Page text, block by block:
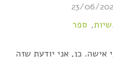
23/06/
, ספר
אישה. כן, אני יודעת שזה